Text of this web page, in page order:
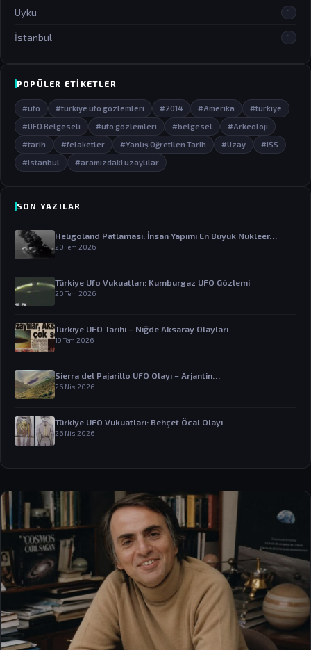
Uyku 1
İstanbul 1
POPÜLER ETIKETLER
#ufo #türkiye ufo gözlemleri #2014 #Amerika
#türkiye
#UFO Belgeseli
#ufo gözlemleri #belgesel
#Arkeoloji
#tarih
#felaketler #Yanlış Öğretilen Tarih #Uzay
#ISS
#istanbul
#aramızdaki uzaylılar
SON YAZILAR
Heligoland Patlaması: İnsan Yapımı En Büyük Nükleer…
20 Tem 2026
Türkiye Ufo Vukuatları: Kumburgaz UFO Gözlemi
20 Tem 2026
Türkiye UFO Tarihi – Niğde Aksaray Olayları
19 Tem 2026
Sierra del Pajarillo UFO Olayı – Arjantin…
26 Nis 2026
Türkiye UFO Vukuatları: Behçet Öcal Olayı
26 Nis 2026